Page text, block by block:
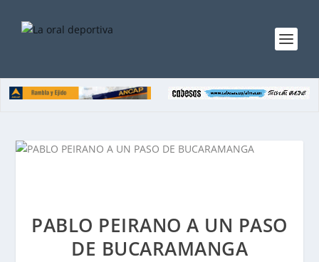
PABLO PEIRANO A UN PASO
DE BUCARAMANGA